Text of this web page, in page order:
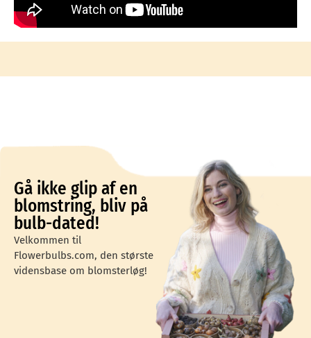
Gå ikke glip af en
blomstring, bliv på
bulb-dated!
Velkommen til
Flowerbulbs.com, den største
vidensbase om blomsterløg!